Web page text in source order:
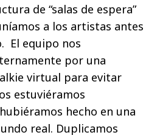
de “salas de espera”
a los artistas antes
El equipo nos
por una
virtual para evitar
estuviéramos
hecho en una
real. Duplicamos